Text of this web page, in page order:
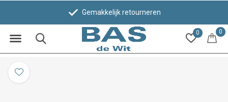
0 0
Gemakkelijk retourneren